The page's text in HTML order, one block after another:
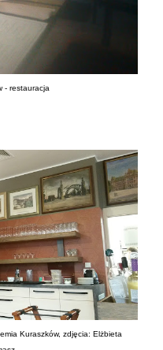
- restauracja
Kuraszków, zdjęcia: Elżbieta